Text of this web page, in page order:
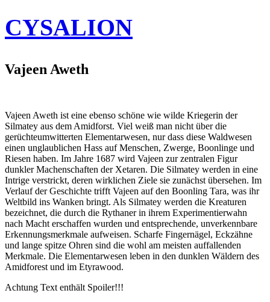
CYSALION
Vajeen Aweth
Vajeen Aweth ist eine ebenso schöne wie wilde Kriegerin der
Silmatey aus dem Amidforst. Viel weiß man nicht über die
gerüchteumwitterten Elementarwesen, nur dass diese Waldwesen
einen unglaublichen Hass auf Menschen, Zwerge, Boonlinge und
Riesen haben. Im Jahre 1687 wird Vajeen zur zentralen Figur
dunkler Machenschaften der Xetaren. Die Silmatey werden in eine
Intrige verstrickt, deren wirklichen Ziele sie zunächst übersehen. Im
Verlauf der Geschichte trifft Vajeen auf den Boonling Tara, was ihr
Weltbild ins Wanken bringt. Als Silmatey werden die Kreaturen
bezeichnet, die durch die Rythaner in ihrem Experimentierwahn
nach Macht erschaffen wurden und entsprechende, unverkennbare
Erkennungsmerkmale aufweisen. Scharfe Fingernägel, Eckzähne
und lange spitze Ohren sind die wohl am meisten auffallenden
Merkmale. Die Elementarwesen leben in den dunklen Wäldern des
Amidforest und im Etyrawood.
Achtung Text enthält Spoiler!!!